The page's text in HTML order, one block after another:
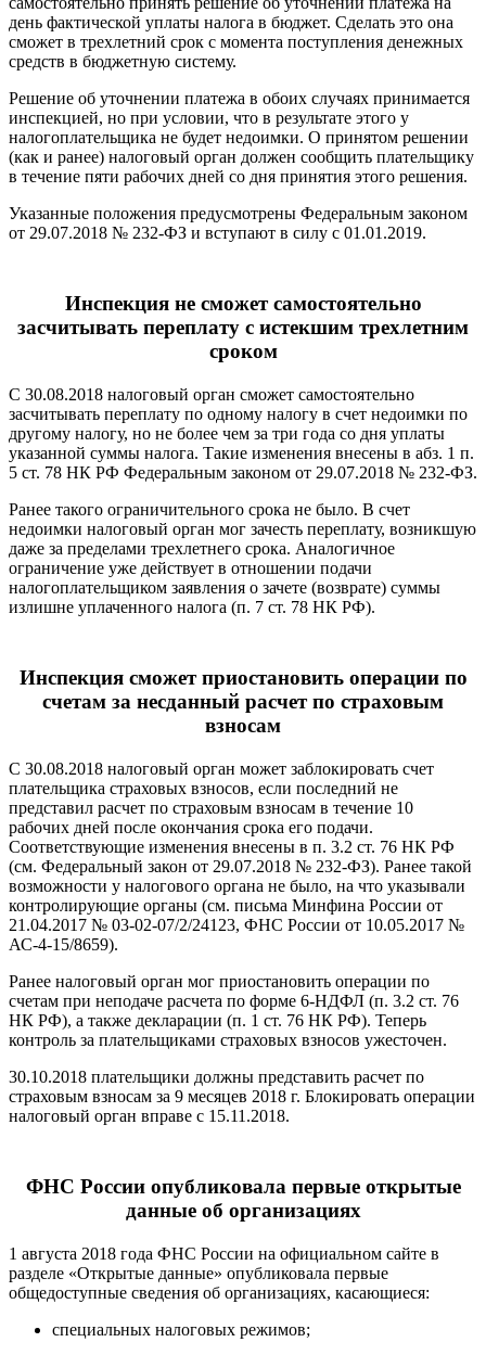
день фактической уплаты налога в бюджет. Сделать это она
сможет в трехлетний срок с момента поступления денежных
средств в бюджетную систему.
Решение об уточнении платежа в обоих случаях принимается
инспекцией, но при условии, что в результате этого у
налогоплательщика не будет недоимки. О принятом решении
(как и ранее) налоговый орган должен сообщить плательщику
в течение пяти рабочих дней со дня принятия этого решения.
Указанные положения предусмотрены Федеральным законом
от 29.07.2018 № 232-ФЗ и вступают в силу с 01.01.2019.
Инспекция не сможет самостоятельно
засчитывать переплату с истекшим трехлетним
сроком
С 30.08.2018 налоговый орган сможет самостоятельно
засчитывать переплату по одному налогу в счет недоимки по
другому налогу, но не более чем за три года со дня уплаты
указанной суммы налога. Такие изменения внесены в абз. 1 п.
5 ст. 78 НК РФ Федеральным законом от 29.07.2018 № 232-ФЗ.
Ранее такого ограничительного срока не было. В счет
недоимки налоговый орган мог зачесть переплату, возникшую
даже за пределами трехлетнего срока. Аналогичное
ограничение уже действует в отношении подачи
налогоплательщиком заявления о зачете (возврате) суммы
излишне уплаченного налога (п. 7 ст. 78 НК РФ).
Инспекция сможет приостановить операции по
счетам за несданный расчет по страховым
взносам
С 30.08.2018 налоговый орган может заблокировать счет
плательщика страховых взносов, если последний не
представил расчет по страховым взносам в течение 10
рабочих дней после окончания срока его подачи.
Соответствующие изменения внесены в п. 3.2 ст. 76 НК РФ
(см. Федеральный закон от 29.07.2018 № 232-ФЗ). Ранее такой
возможности у налогового органа не было, на что указывали
контролирующие органы (см. письма Минфина России от
21.04.2017 № 03-02-07/2/24123, ФНС России от 10.05.2017 №
АС-4-15/8659).
Ранее налоговый орган мог приостановить операции по
счетам при неподаче расчета по форме 6-НДФЛ (п. 3.2 ст. 76
НК РФ), а также декларации (п. 1 ст. 76 НК РФ). Теперь
контроль за плательщиками страховых взносов ужесточен.
30.10.2018 плательщики должны представить расчет по
страховым взносам за 9 месяцев 2018 г. Блокировать операции
налоговый орган вправе с 15.11.2018.
ФНС России опубликовала первые открытые
данные об организациях
1 августа 2018 года ФНС России на официальном сайте в
разделе «Открытые данные» опубликовала первые
общедоступные сведения об организациях, касающиеся:
специальных налоговых режимов;